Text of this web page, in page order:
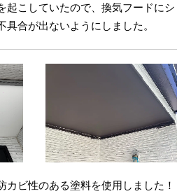
起こしていたので、換気フードにシ
具合が出ないようにしました。
カビ性のある塗料を使用しました！